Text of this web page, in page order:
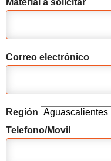
Material a solicitar
Correo electrónico
Región
Telefono/Movil